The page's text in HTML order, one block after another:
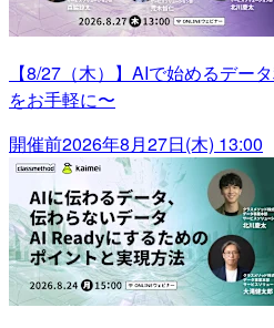
【8/27（木）】AIで始めるデー
をお手軽に〜
開催前2026年8月27日(木) 13:00